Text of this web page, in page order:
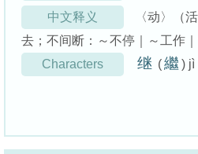
中文释义
〈动〉（
去；不间断：～不停｜～工作
Characters
继 (繼 ) jì